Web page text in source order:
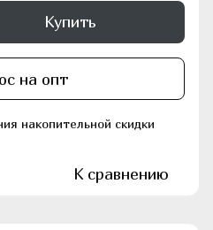
Купить
на опт
накопительной скидки
К сравнению